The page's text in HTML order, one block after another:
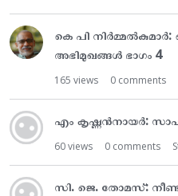
കെ പി നിർമ്മൽകുമാർ:
അഭിമുഖങ്ങൾ ഭാഗം 4
165 views 0 comments
എം കൃഷ്ണൻനായർ:
60views 0 comments
സി. ജെ. തോമസ്: നീണ്ട